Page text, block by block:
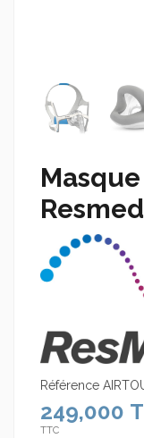
Masque
Référence
249,000
TTC